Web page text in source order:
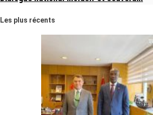
Les plus récents